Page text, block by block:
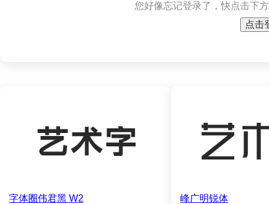
您好像忘记登录了，快点击下
点击
字体圈伟君黑 W2 峰广明锐体